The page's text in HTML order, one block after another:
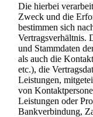
Die hierbei
Zweck und die
bestimmen sich
Vertragsverhältnis.
und Stammdaten
als auch die
etc.), die
Leistungen,
von
Leistungen oder
Bankverbindung,